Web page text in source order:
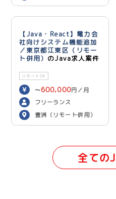
用）
【Java・React】電力会
社向けシステム機能追加
／東京都江東区（リモー
ト併用） のJava求人案件
リモートOK
〜600,000円／月
フリーランス
豊洲（リモート併用）
全ての